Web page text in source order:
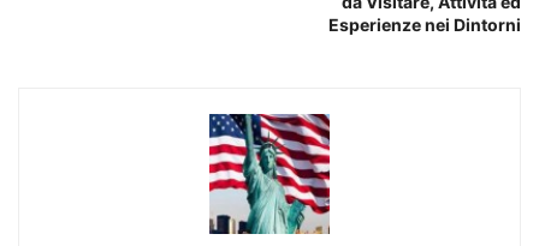
Esperienze nei Dintorni